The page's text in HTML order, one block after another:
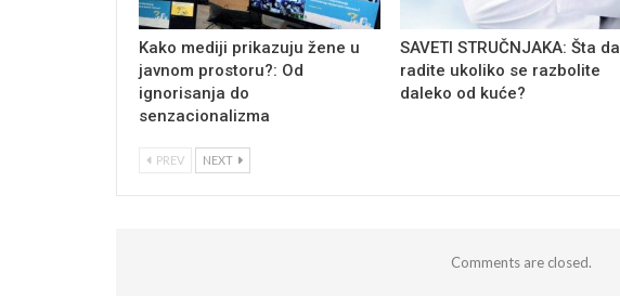
Kako mediji prikazuju žene u
javnom prostoru?: Od
ignorisanja do
senzacionalizma
SAVETI STRUČNJAKA: Šta da
radite ukoliko se razbolite
daleko od kuće?
PREV NEXT
Comments are closed.